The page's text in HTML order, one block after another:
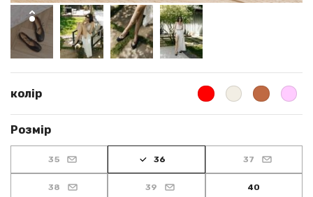
колір
Розмір
35 36 37
38 39 40